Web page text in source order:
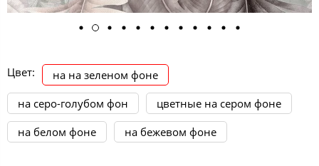
Цвет:
на на зеленом фоне
на серо-голубом фон
цветные на сером фоне
на белом фоне
на бежевом фоне